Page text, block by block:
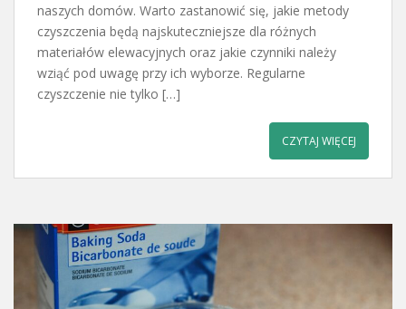
naszych domów. Warto zastanowić się, jakie metody
czyszczenia będą najskuteczniejsze dla różnych
materiałów elewacyjnych oraz jakie czynniki należy
wziąć pod uwagę przy ich wyborze. Regularne
czyszczenie nie tylko […]
CZYTAJ WIĘCEJ